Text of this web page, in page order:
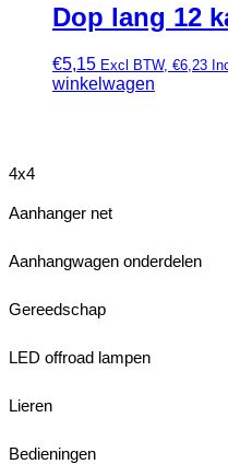
Dop lang 12
€5,15 Excl BTW, €6,23
winkelwagen
4x4
Aanhanger net
Aanhangwagen onderdelen
Gereedschap
LED offroad lampen
Lieren
Bedieningen